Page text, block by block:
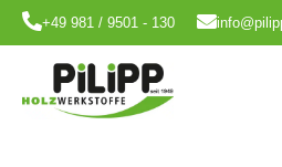
+49 981 / 9501 - 130